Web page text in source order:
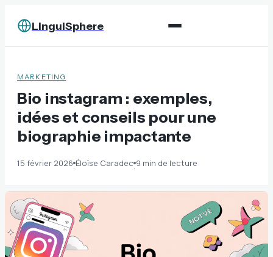
LinguiSphere
MARKETING
Bio instagram : exemples,
idées et conseils pour une
biographie impactante
15 février 2026·Éloïse Caradec·9 min de lecture